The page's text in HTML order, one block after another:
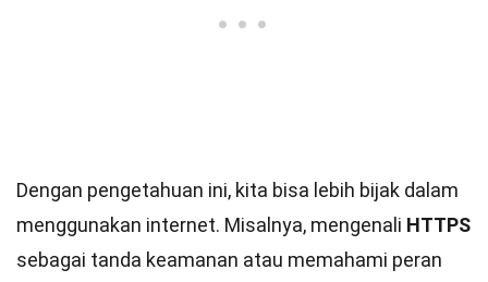
Dengan pengetahuan ini, kita bisa lebih bijak dalam
menggunakan internet. Misalnya, mengenali HTTPS
sebagai tanda keamanan atau memahami peran